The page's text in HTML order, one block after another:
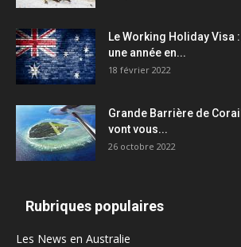
Le Working Holiday Visa
une année en...
18 février 2022
Grande Barrière de
vont vous...
26 octobre 2022
Rubriques populaires
Les News en Australie